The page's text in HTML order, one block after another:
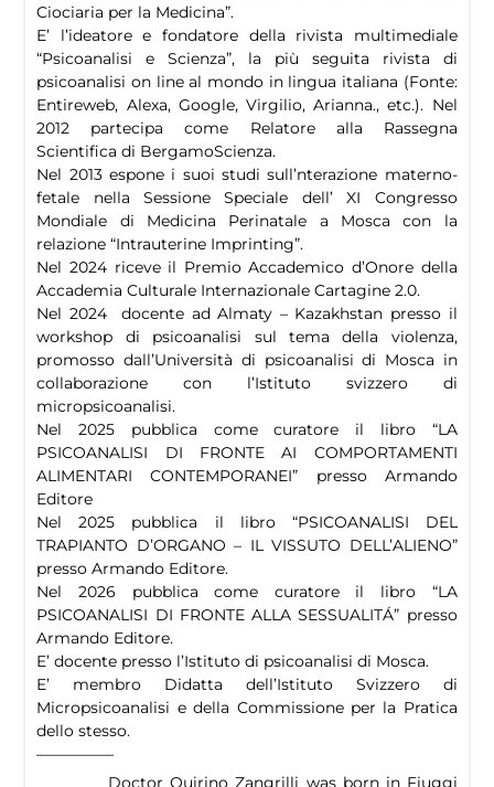
Ciociaria per la Medicina”.
E’ l’ideatore e fondatore della rivista multimediale
“Psicoanalisi e Scienza”, la più seguita rivista di
psicoanalisi on line al mondo in lingua italiana (Fonte:
Entireweb, Alexa, Google, Virgilio, Arianna., etc.). Nel
2012 partecipa come Relatore alla Rassegna
Scientifica di BergamoScienza.
Nel 2013 espone i suoi studi sull’nterazione materno-
fetale nella Sessione Speciale dell’ XI Congresso
Mondiale di Medicina Perinatale a Mosca con la
relazione “Intrauterine Imprinting”.
Nel 2024 riceve il Premio Accademico d’Onore della
Accademia Culturale Internazionale Cartagine 2.0.
Nel 2024 docente ad Almaty – Kazakhstan presso il
workshop di psicoanalisi sul tema della violenza,
promosso dall’Università di psicoanalisi di Mosca in
collaborazione con l’Istituto svizzero di
micropsicoanalisi.
Nel 2025 pubblica come curatore il libro “LA
PSICOANALISI DI FRONTE AI COMPORTAMENTI
ALIMENTARI CONTEMPORANEI” presso Armando
Editore
Nel 2025 pubblica il libro “PSICOANALISI DEL
TRAPIANTO D’ORGANO – IL VISSUTO DELL’ALIENO”
presso Armando Editore.
Nel 2026 pubblica come curatore il libro “LA
PSICOANALISI DI FRONTE ALLA SESSUALITÁ” presso
Armando Editore.
E’ docente presso l’Istituto di psicoanalisi di Mosca.
E’ membro Didatta dell’Istituto Svizzero di
Micropsicoanalisi e della Commissione per la Pratica
dello stesso.
—————
Doctor Quirino Zangrilli was born in Fiuggi